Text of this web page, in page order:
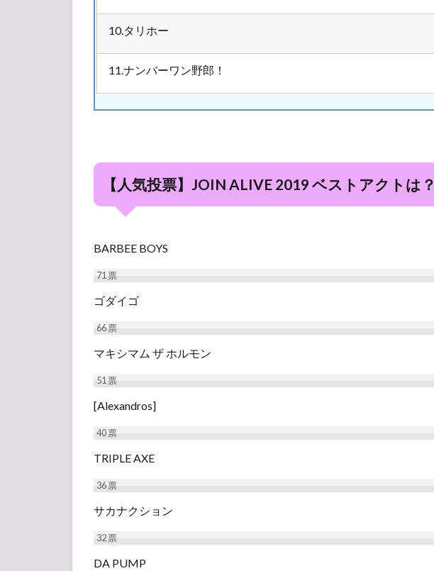
10.タリホー
11.ナンバーワン野郎！
【人気投票】JOIN ALIVE 2019 ベストアクトは？
BARBEE BOYS
71票
ゴダイゴ
66票
マキシマム ザ ホルモン
51票
[Alexandros]
40票
TRIPLE AXE
36票
サカナクション
32票
DA PUMP